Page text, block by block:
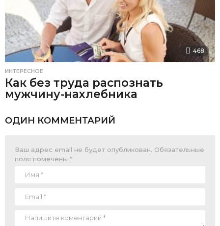
468
ИНТЕРЕСНОЕ
Как без труда распознать
мужчину-нахлебника
ОДИН КОММЕНТАРИЙ
Ваш адрес email не будет опубликован. Обязательные
поля помечены *